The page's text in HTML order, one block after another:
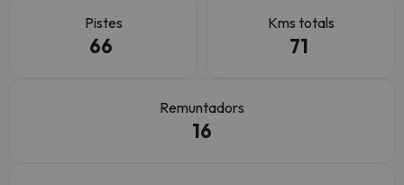
Pistes
66
Kms totals
71
Remuntadors
16